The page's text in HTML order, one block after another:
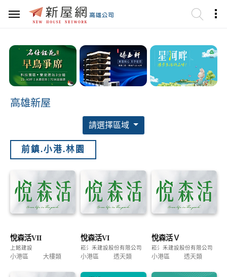
高雄新屋
請選擇區域
前鎮.小港.林園
悅森活VII
上銘建設
小港區 大樓類
悅森活VI
崧氵禾建設股份有限公司
小港區 透天類
悅森活Ｖ
崧氵禾建設股份有限公司
小港區 透天類